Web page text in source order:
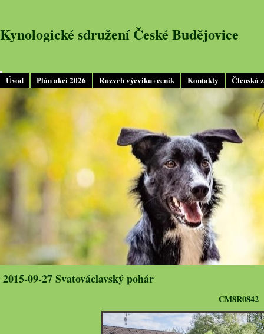
Úvod Plán akcí 2026 Rozvrh výcviku+ceník Kontakty Členská
Kynologické sdružení České Budějovice
2015-09-27 Svatováclavský pohár
CM8R0842